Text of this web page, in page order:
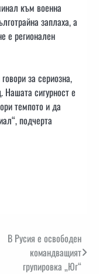
към военна
заплаха, а
е регионален
за сериозна,
Нашата сигурност е
темпото и да
подчерта
В Русия е освободен
командващият
групировка „Юг“